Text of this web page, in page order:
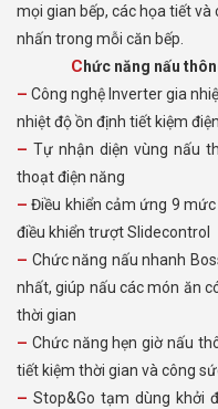
mọi gian bếp, các họa tiết
nhấn trong mỗi căn bếp.
Chức năng nấu
– Công nghệ Inverter gia nhiệt liện tục ở mức công suất thấp duy trì
nhiệt độ ồn định tiết kiệm
– Tự nhận diện vùng nấu theo diện tích đáy nồi, không gây thất
thoạt điện năng
– Điều khiển cảm ứng 9 mức công suất, gia nhiệt nhanh chóng nhờ
điều khiển trượt Slidecontrol
– Chức năng nấu nhanh Bosster tăng nhiệt độ mức công suất cao
nhất, giúp nấu các món ăn
thời gian
– Chức năng hẹn giờ nấu thông minh trên từng vùng nấu 99 phút,
tiết kiệm thời gian và công
– Stop&Go tạm dùng khởi động lại mức công suất nấu trọn ban